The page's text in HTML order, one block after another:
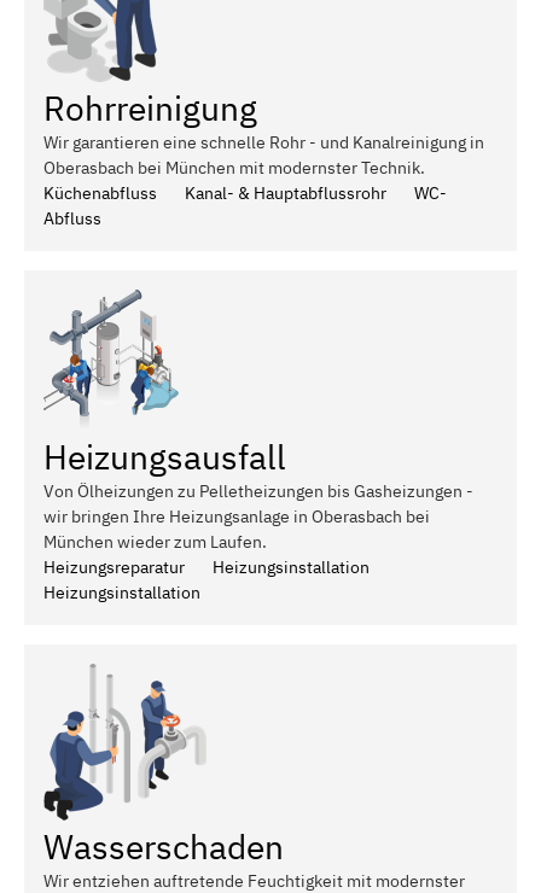
Rohrreinigung
Wir garantieren eine schnelle Rohr - und Kanalreinigung in
Oberasbach bei München mit modernster Technik.
Küchenabfluss
Kanal- & Hauptabflussrohr
WC-
Abfluss
Heizungsausfall
Von Ölheizungen zu Pelletheizungen bis Gasheizungen -
wir bringen Ihre Heizungsanlage in Oberasbach bei
München wieder zum Laufen.
Heizungsreparatur
Heizungsinstallation
Heizungsinstallation
Wasserschaden
Wir entziehen auftretende Feuchtigkeit mit modernster